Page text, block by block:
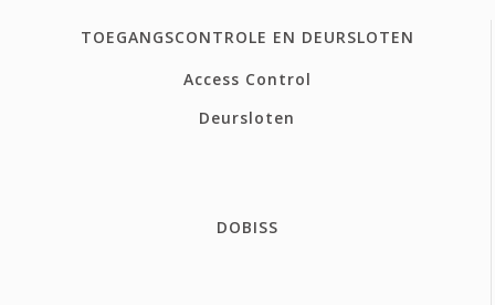
TOEGANGSCONTROLE EN DEURSLOTEN
Access Control
Deursloten
DOBISS